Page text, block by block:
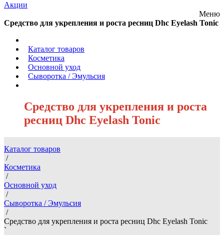
Акции
Меню
Средство для укрепления и роста ресниц Dhc Eyelash Tonic
Каталог товаров
Косметика
Основной уход
Сыворотка / Эмульсия
Средство для укрепления и роста
ресниц Dhc Eyelash Tonic
Каталог товаров
/
Косметика
/
Основной уход
/
Сыворотка / Эмульсия
/
Средство для укрепления и роста ресниц Dhc Eyelash Tonic
`